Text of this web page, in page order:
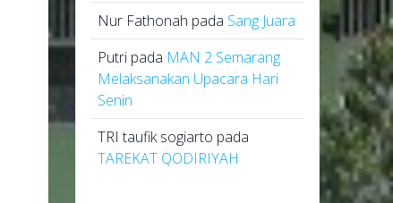
Nur Fathonah pada Sang Juara
Putri pada MAN 2 Semarang
Melaksanakan Upacara Hari
Senin
TRI taufik sogiarto pada
TAREKAT QODIRIYAH